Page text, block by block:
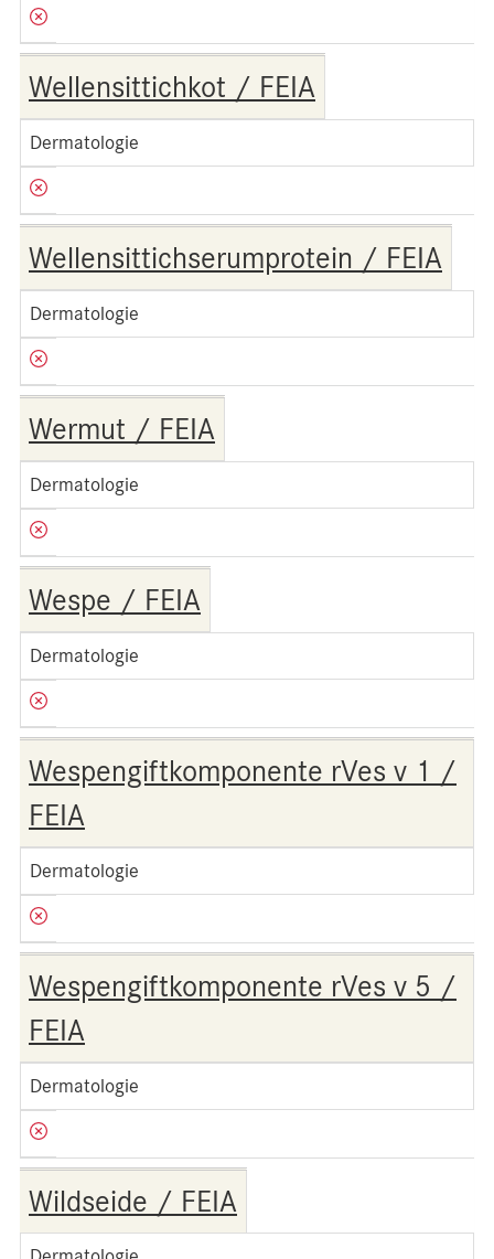
Wellensittichkot / FEIA
Dermatologie
Wellensittichserumprotein / FEIA
Dermatologie
Wermut / FEIA
Dermatologie
Wespe / FEIA
Dermatologie
Wespengiftkomponente rVes v 1 /
FEIA
Dermatologie
Wespengiftkomponente rVes v 5 /
FEIA
Dermatologie
Wildseide / FEIA